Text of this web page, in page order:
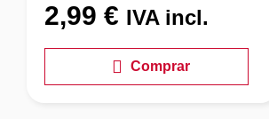
2,99 € IVA incl.
Comprar